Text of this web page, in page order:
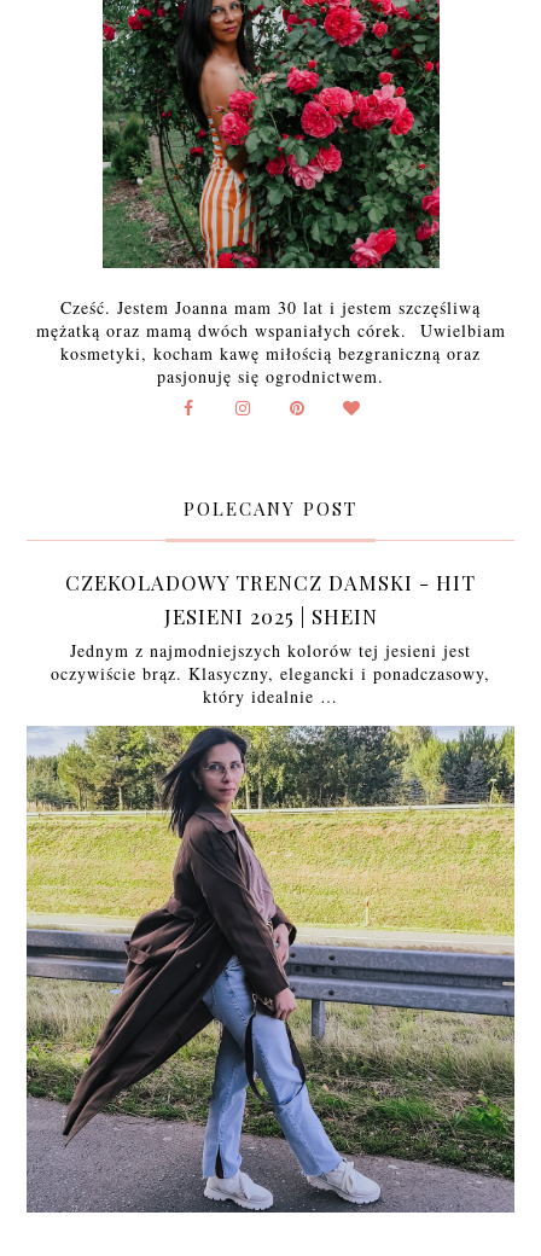
Cześć. Jestem Joanna mam 30 lat i jestem szczęśliwą
mężatką oraz mamą dwóch wspaniałych córek. Uwielbiam
kosmetyki, kocham kawę miłością bezgraniczną oraz
pasjonuję się ogrodnictwem.
POLECANY POST
CZEKOLADOWY TRENCZ DAMSKI - HIT
JESIENI 2025 | SHEIN
Jednym z najmodniejszych kolorów tej jesieni jest
oczywiście brąz. Klasyczny, elegancki i ponadczasowy,
który idealnie …